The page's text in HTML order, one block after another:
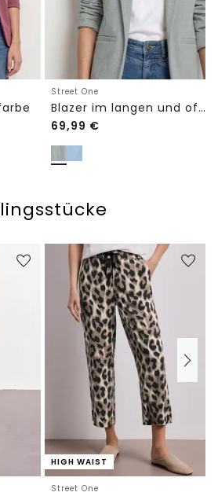
Street One
Blazer im langen und offenen Schnitt
69,99 €
HIGH WAIST
Street One